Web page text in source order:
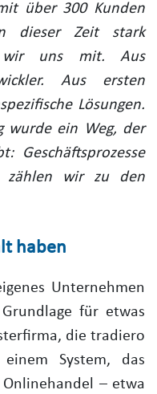
über 300 Kunden
dieser Zeit stark
wir uns mit. Aus
Aus ersten
Lösungen.
wurde ein Weg, der
Geschäftsprozesse
zählen wir zu den
haben
Unternehmen
für etwas
die tradiero
System, das
– etwa